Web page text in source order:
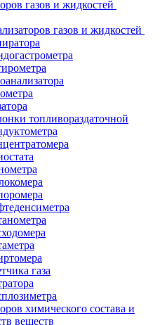
газов и жидкостей
газов и жидкостей
топливораздаточной
газа
химического состава и
веществ